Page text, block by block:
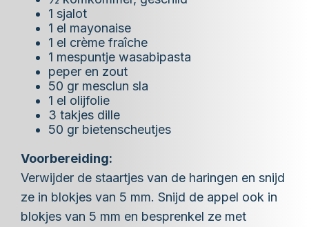
1 sjalot
1 el mayonaise
1 el crème fraîche
1 mespuntje wasabipasta
peper en zout
50 gr mesclun sla
1 el olijfolie
3 takjes dille
50 gr bietenscheutjes
Voorbereiding:
Verwijder de staartjes van de haringen en snijd
ze in blokjes van 5 mm. Snijd de appel ook in
blokjes van 5 mm en besprenkel ze met